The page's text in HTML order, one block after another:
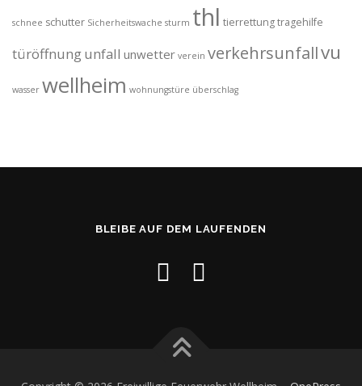
schnee schutter Sicherheitswache sturm thl tierrettungtragehilfe
türöffnungunfall unwetter verein verkehrsunfallvu
wasser wellheim wohnungstüre überschlag
BLEIBE AUF DEM LAUFENDEN